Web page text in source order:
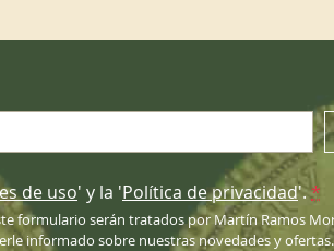
de uso' y la 'Política de privacidad'.*
formulario serán tratados por Martín Ramos
informado sobre nuestras novedades y